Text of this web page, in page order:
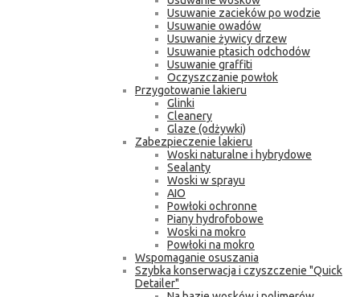
Usuwanie zacieków po wodzie
Usuwanie owadów
Usuwanie żywicy drzew
Usuwanie ptasich odchodów
Usuwanie graffiti
Oczyszczanie powłok
Przygotowanie lakieru
Glinki
Cleanery
Glaze (odżywki)
Zabezpieczenie lakieru
Woski naturalne i hybrydowe
Sealanty
Woski w sprayu
AIO
Powłoki ochronne
Piany hydrofobowe
Woski na mokro
Powłoki na mokro
Wspomaganie osuszania
Szybka konserwacja i czyszczenie "Quick
Detailer"